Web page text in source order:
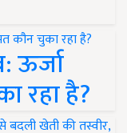
ऊर्जा
रहा है?